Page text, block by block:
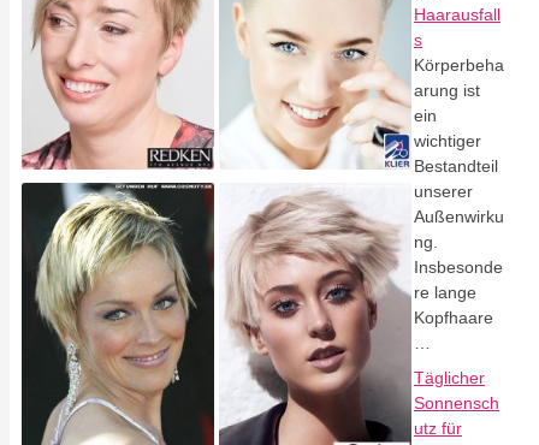
Haarausfall
s
Körperbeha
arung ist
ein
wichtiger
Bestandteil
unserer
Außenwirku
ng.
Insbesonde
re lange
Kopfhaare
Täglicher
Sonnensch
utz für